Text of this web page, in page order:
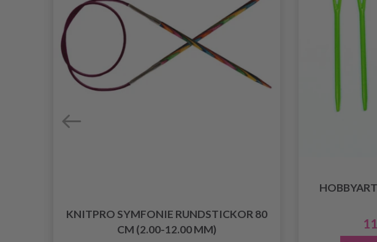
KNITPRO SYMFONIE RUNDSTICKOR 80
CM (2.00-12.00 MM)